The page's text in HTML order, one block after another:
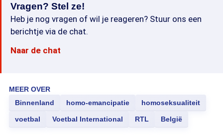
Vragen? Stel ze!
Heb je nog vragen of wil je reageren? Stuur ons een
berichtje via de chat.
Naar de chat
MEER OVER
Binnenland
homo-emancipatie homoseksualiteit
voetbal Voetbal International RTL België